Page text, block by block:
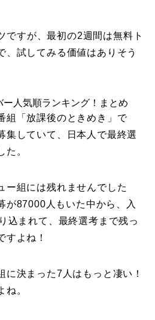
ですが、最初の2週間は無料ト
、試してみる価値はありそう
人気順ランキング！まとめ
組「放課後のときめき」で
集していて、日本人で最終選
た。
ー組には残れませんでした
が87000人もいた中から、入
込まれて、最終選考まで残っ
すよね！
に決まった7人はもっと凄い！
ね。